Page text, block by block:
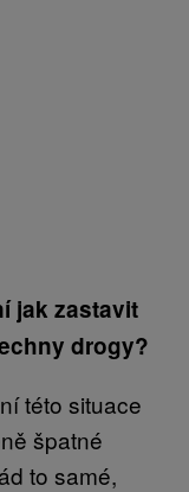
jak zastavit
drogy?
této situace
špatné
to samé,